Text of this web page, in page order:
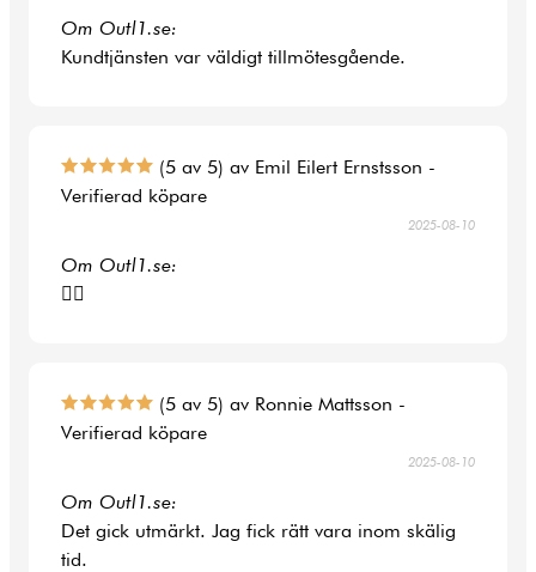
Om Outl1.se:
Kundtjänsten var väldigt tillmötesgående.
(5 av 5) av Emil Eilert Ernstsson -
Verifierad köpare
2025-08-10
Om Outl1.se:
👍🏻
(5 av 5) av Ronnie Mattsson -
Verifierad köpare
2025-08-10
Om Outl1.se:
Det gick utmärkt. Jag fick rätt vara inom skälig
tid.